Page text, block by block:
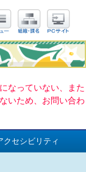
なっていない、また
いため、お問い合わ
クセシビリティ